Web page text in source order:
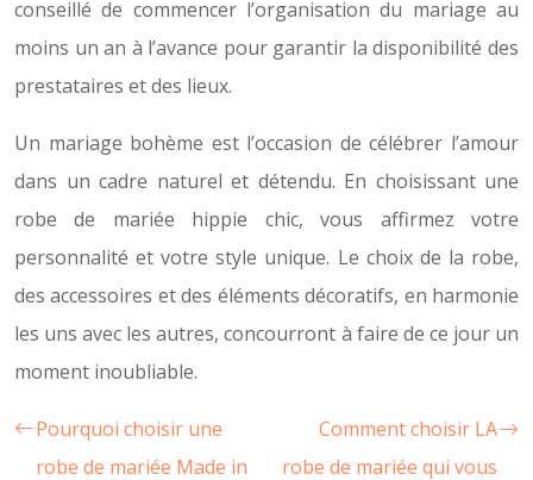
conseillé de commencer l’organisation du mariage au
moins un an à l’avance pour garantir la disponibilité des
prestataires et des lieux.
Un mariage bohème est l’occasion de célébrer l’amour
dans un cadre naturel et détendu. En choisissant une
robe de mariée hippie chic, vous affirmez votre
personnalité et votre style unique. Le choix de la robe,
des accessoires et des éléments décoratifs, en harmonie
les uns avec les autres, concourront à faire de ce jour un
moment inoubliable.
Pourquoi choisir une
robe de mariée Made in
Comment choisir LA
robe de mariée qui vous